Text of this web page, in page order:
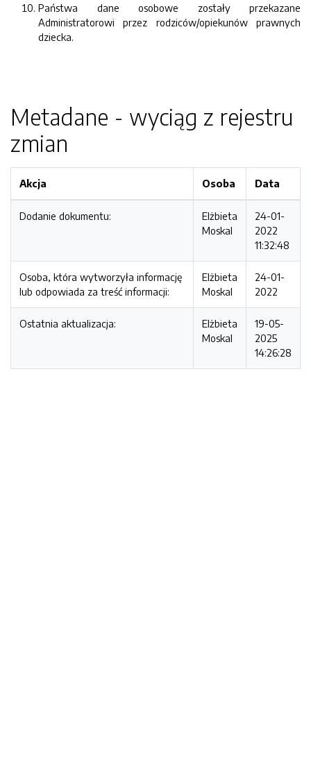
Państwa dane osobowe zostały przekazane
Administratorowi przez rodziców/opiekunów prawnych
dziecka.
Metadane - wyciąg z rejestru
zmian
Akcja Osoba Data
Dodanie dokumentu:
Elżbieta
Moskal
24-01-
2022
11:32:48
Osoba, która wytworzyła informację
lub odpowiada za treść informacji:
Elżbieta
Moskal
24-01-
2022
Ostatnia aktualizacja:
Elżbieta
Moskal
19-05-
2025
14:26:28